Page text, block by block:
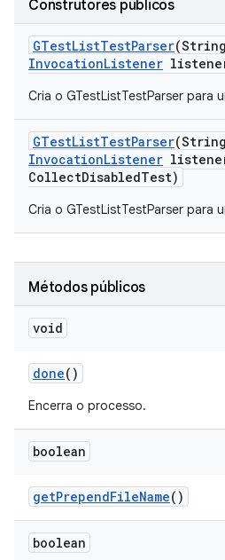
Construtores públicos
GTestListTestParser
InvocationListener
Cria o GTestListTestParser para
GTestListTestParser
InvocationListener
CollectDisabledTest)
Cria o GTestListTestParser para
Métodos públicos
void
done()
Encerra o processo.
boolean
getPrependFileName()
boolean